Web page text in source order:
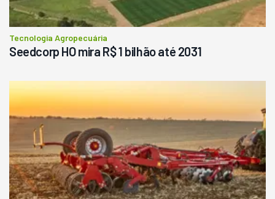
Tecnologia Agropecuária
Seedcorp HO mira R$ 1 bilhão até 2031